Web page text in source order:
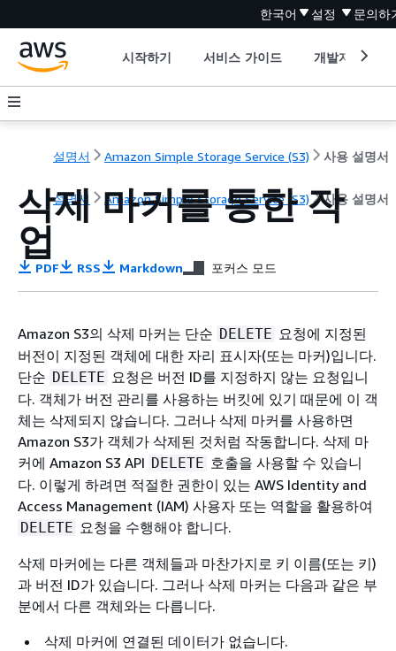
한국어 설정 문의하
시작하기 서비스 가이드 개발자 도구
설명서 Amazon Simple Storage Service (S3) 사용 설명서
설명서 Amazon Simple Storage Service (S3) 사용 설명서
삭제 마커를 통한 작
업
PDF RSS Markdown 포커스 모드
Amazon S3의 삭제 마커는 단순 DELETE 요청에 지정된
버전이 지정된 객체에 대한 자리 표시자(또는 마커)입니다.
단순 DELETE 요청은 버전 ID를 지정하지 않는 요청입니
다. 객체가 버전 관리를 사용하는 버킷에 있기 때문에 이 객
체는 삭제되지 않습니다. 그러나 삭제 마커를 사용하면
Amazon S3가 객체가 삭제된 것처럼 작동합니다. 삭제 마
커에 Amazon S3 API DELETE 호출을 사용할 수 있습니
다. 이렇게 하려면 적절한 권한이 있는 AWS Identity and
Access Management (IAM) 사용자 또는 역할을 활용하여
DELETE 요청을 수행해야 합니다.
삭제 마커에는 다른 객체들과 마찬가지로 키 이름(또는 키)
과 버전 ID가 있습니다. 그러나 삭제 마커는 다음과 같은 부
분에서 다른 객체와는 다릅니다.
삭제 마커에 연결된 데이터가 없습니다.